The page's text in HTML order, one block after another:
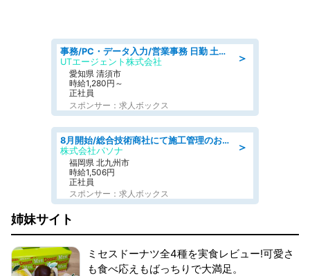
＞
事務/PC・データ入力/営業事務 日勤 土日休み 残業少なめ 車通勤OK 総合事務
UTエージェント株式会社
愛知県 清須市
時給1,280円～
正社員
スポンサー：求人ボックス
＞
8月開始/総合技術商社にて施工管理のお仕事/即日勤務可/車通勤可/工事・土木施工管理/生産・品質管理
株式会社パソナ
福岡県 北九州市
時給1,506円
正社員
スポンサー：求人ボックス
姉妹サイト
ミセスドーナツ全4種を実食レビュー!可愛さ
も食べ応えもばっちりで大満足。